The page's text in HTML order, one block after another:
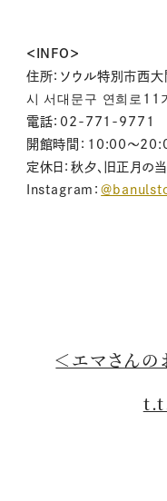
＜INFO＞
住所：ソウル特別市西
시 서대문구 연희로11
電話：02-771-9771
開館時間：10:00〜
定休日：秋夕、旧正月の当
Instagram：＠
＜エマさんの